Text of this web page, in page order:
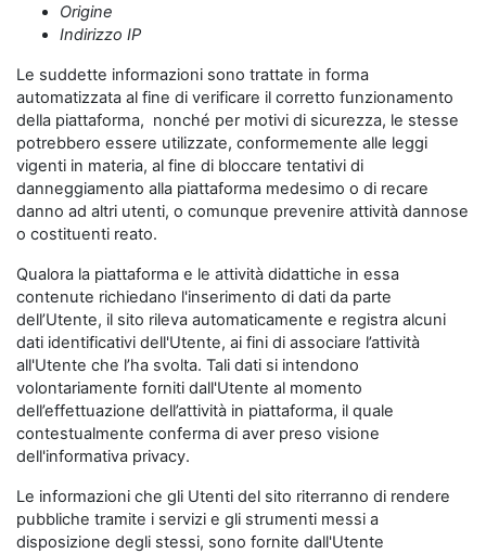
Origine
Indirizzo IP
Le suddette informazioni sono trattate in forma
automatizzata al fine di verificare il corretto funzionamento
della piattaforma, nonché per motivi di sicurezza, le stesse
potrebbero essere utilizzate, conformemente alle leggi
vigenti in materia, al fine di bloccare tentativi di
danneggiamento alla piattaforma medesimo o di recare
danno ad altri utenti, o comunque prevenire attività dannose
o costituenti reato.
Qualora la piattaforma e le attività didattiche in essa
contenute richiedano l'inserimento di dati da parte
dell’Utente, il sito rileva automaticamente e registra alcuni
dati identificativi dell'Utente, ai fini di associare l’attività
all'Utente che l’ha svolta. Tali dati si intendono
volontariamente forniti dall'Utente al momento
dell’effettuazione dell’attività in piattaforma, il quale
contestualmente conferma di aver preso visione
dell'informativa privacy.
Le informazioni che gli Utenti del sito riterranno di rendere
pubbliche tramite i servizi e gli strumenti messi a
disposizione degli stessi, sono fornite dall'Utente